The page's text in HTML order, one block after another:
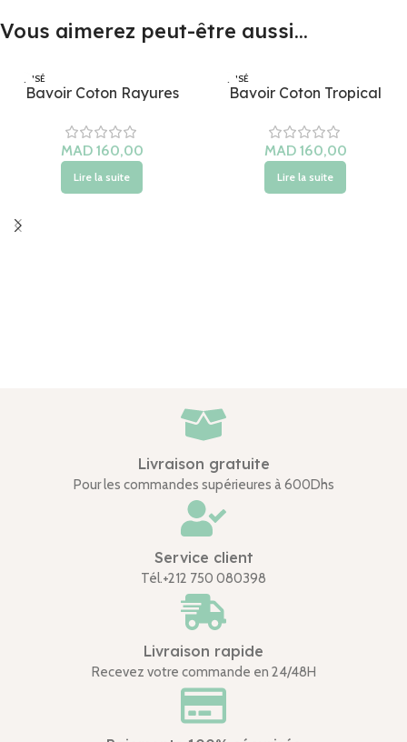
Vous aimerez peut-être aussi…
ÉPUISÉ
Bavoir Coton Rayures
Lire la suite
ÉPUISÉ
Bavoir Coton Tropical
Lire la suite
Livraison gratuite
Pour les commandes supérieures à 600Dhs
Service client
Tél.+212 750 080398
Livraison rapide
Recevez votre commande en 24/48H